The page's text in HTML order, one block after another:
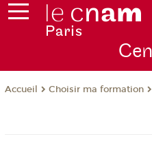
Accueil Choisir ma formation